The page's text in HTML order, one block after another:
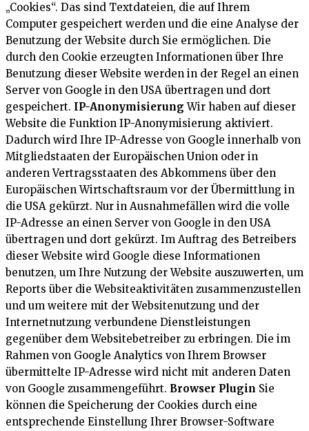
„Cookies“. Das sind Textdateien, die auf Ihrem
Computer gespeichert werden und die eine Analyse der
Benutzung der Website durch Sie ermöglichen. Die
durch den Cookie erzeugten Informationen über Ihre
Benutzung dieser Website werden in der Regel an einen
Server von Google in den USA übertragen und dort
gespeichert. IP-Anonymisierung Wir haben auf dieser
Website die Funktion IP-Anonymisierung aktiviert.
Dadurch wird Ihre IP-Adresse von Google innerhalb von
Mitgliedstaaten der Europäischen Union oder in
anderen Vertragsstaaten des Abkommens über den
Europäischen Wirtschaftsraum vor der Übermittlung in
die USA gekürzt. Nur in Ausnahmefällen wird die volle
IP-Adresse an einen Server von Google in den USA
übertragen und dort gekürzt. Im Auftrag des Betreibers
dieser Website wird Google diese Informationen
benutzen, um Ihre Nutzung der Website auszuwerten, um
Reports über die Websiteaktivitäten zusammenzustellen
und um weitere mit der Websitenutzung und der
Internetnutzung verbundene Dienstleistungen
gegenüber dem Websitebetreiber zu erbringen. Die im
Rahmen von Google Analytics von Ihrem Browser
übermittelte IP-Adresse wird nicht mit anderen Daten
von Google zusammengeführt. Browser Plugin Sie
können die Speicherung der Cookies durch eine
entsprechende Einstellung Ihrer Browser-Software